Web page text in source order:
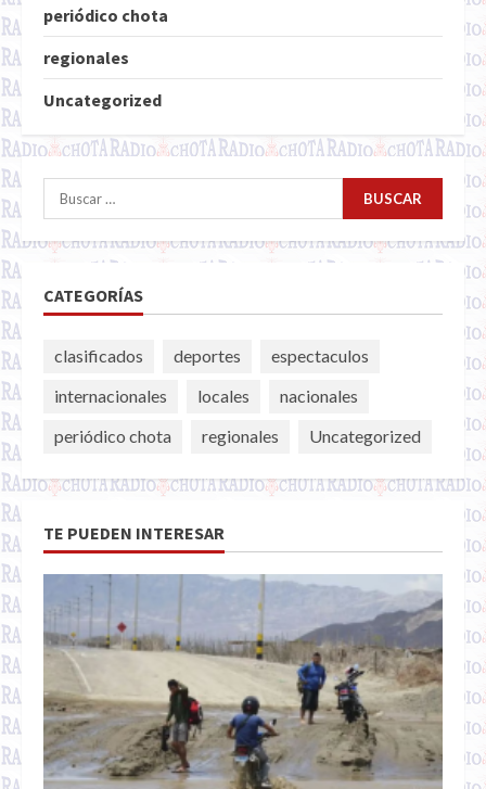
periódico chota
regionales
Uncategorized
Buscar:
CATEGORÍAS
clasificados deportes
espectaculos
internacionales
locales
nacionales
periódico chota
regionales Uncategorized
TE PUEDEN INTERESAR